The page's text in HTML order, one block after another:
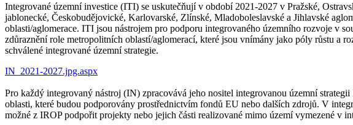
Integrované územní investice (ITI) se uskutečňují v období 2021-2027 v Pražské,
jablonecké, Českobudějovické, Karlovarské, Zlínské, Mladoboleslavské a Jihlavské
oblasti/aglomerace. ITI jsou nástrojem pro podporu integrovaného územního rozvoje v
zdůraznění role metropolitních oblastí/aglomerací, které jsou vnímány jako póly růstu
schválené integrované územní strategie.
Pro každý integrovaný nástroj (IN) zpracovává jeho nositel integrovanou územní
oblasti, které budou podporovány prostřednictvím fondů EU nebo dalších zdrojů. V
možné z IROP podpořit projekty nebo jejich části realizované mimo území vymezené v